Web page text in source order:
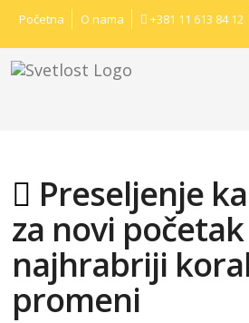
Početna O nama +381 11 613 84 12
Preseljenje
za novi
najhrabriji
promeni